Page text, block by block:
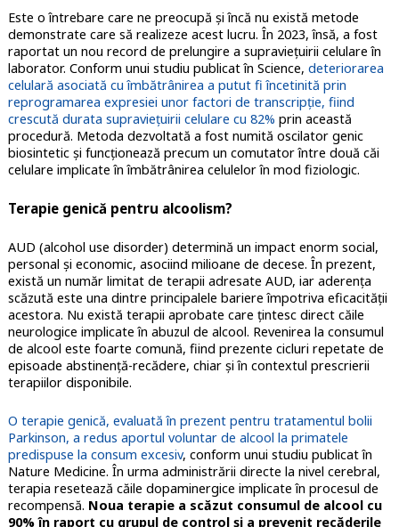
Este o întrebare care ne preocupă şi încă nu există metode
demonstrate care să realizeze acest lucru. În 2023, însă, a fost
raportat un nou record de prelungire a supravieţuirii celulare în
laborator. Conform unui studiu publicat în Science, deteriorarea
celulară asociată cu îmbătrânirea a putut fi încetinită prin
reprogramarea expresiei unor factori de transcripţie, fiind
crescută durata supravieţuirii celulare cu 82% prin această
procedură. Metoda dezvoltată a fost numită oscilator genic
biosintetic şi funcţionează precum un comutator între două căi
celulare implicate în îmbătrânirea celulelor în mod fiziologic.
Terapie genică pentru alcoolism?
AUD (alcohol use disorder) determină un impact enorm social,
personal și economic, asociind milioane de decese. În prezent,
există un număr limitat de terapii adresate AUD, iar aderența
scăzută este una dintre principalele bariere împotriva eficacității
acestora. Nu există terapii aprobate care țintesc direct căile
neurologice implicate în abuzul de alcool. Revenirea la consumul
de alcool este foarte comună, fiind prezente cicluri repetate de
episoade abstinență-recădere, chiar și în contextul prescrierii
terapiilor disponibile.
O terapie genică, evaluată în prezent pentru tratamentul bolii
Parkinson, a redus aportul voluntar de alcool la primatele
predispuse la consum excesiv, conform unui studiu publicat în
Nature Medicine. În urma administrării directe la nivel cerebral,
terapia resetează căile dopaminergice implicate în procesul de
recompensă. Noua terapie a scăzut consumul de alcool cu
90% în raport cu grupul de control și a prevenit recăderile